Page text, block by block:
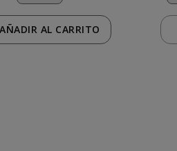
AÑADIR AL CARRITO